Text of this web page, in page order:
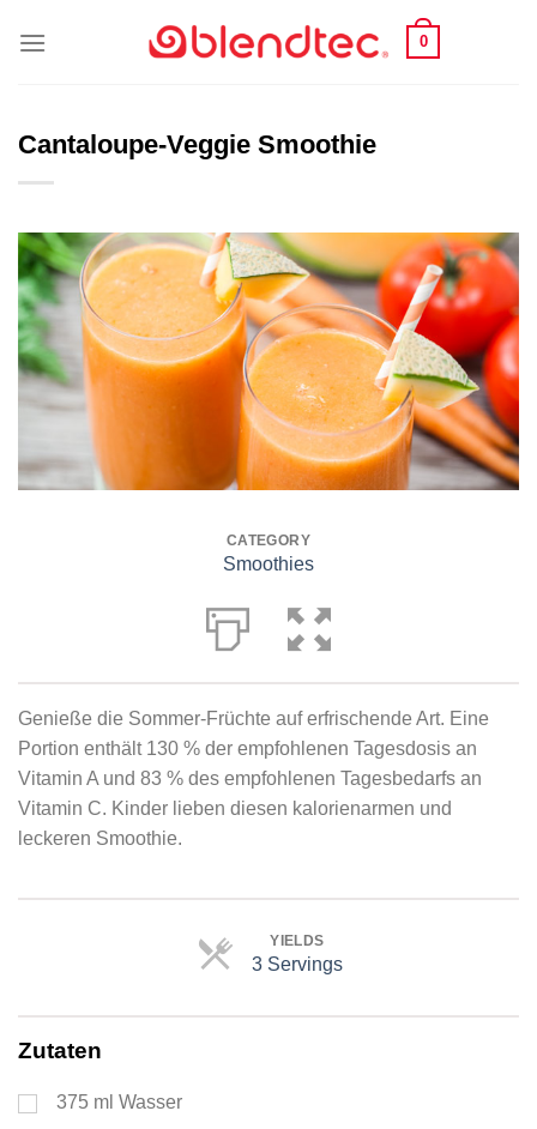
0
Cantaloupe-Veggie Smoothie
CATEGORY
Smoothies
Genieße die Sommer-Früchte auf erfrischende Art. Eine
Portion enthält 130 % der empfohlenen Tagesdosis an
Vitamin A und 83 % des empfohlenen Tagesbedarfs an
Vitamin C. Kinder lieben diesen kalorienarmen und
leckeren Smoothie.
YIELDS
3 Servings
Zutaten
375 ml Wasser